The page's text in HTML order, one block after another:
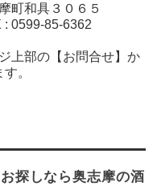
町和具３０６５
: 0599-85-6362
上部の【お問合せ】か
。
探しなら奥志摩の酒